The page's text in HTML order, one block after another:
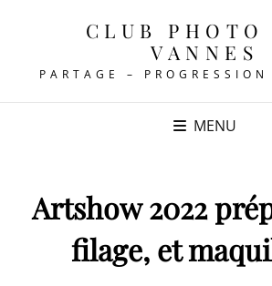
CLUB PHOTO
VANNES
PARTAGE –
MENU
Artshow 2022
filage, et